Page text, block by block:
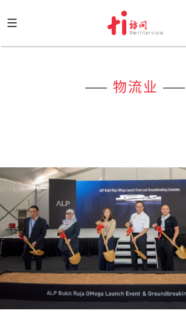
to
content
—— 物流业 ——